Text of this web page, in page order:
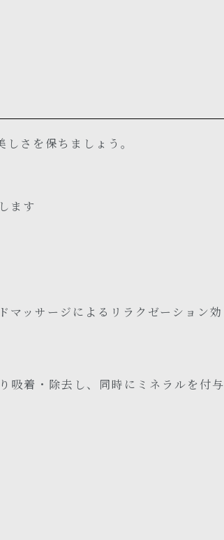
さを保ちましょう。
ます
マッサージによるリラクゼーション効
吸着・除去し、同時にミネラルを付与